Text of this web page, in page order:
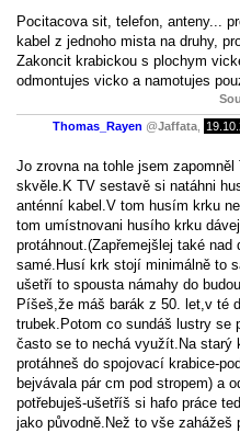
Pocitacova sit, telefon, anteny...
kabel z jednoho mista na druhy,
Zakoncit krabickou s plochym
odmontujes vicko a namotujes
Thomas_Rayen @Jaffata
Jo zrovna na tohle jsem
skvěle.K TV sestavě si natáhni
anténní kabel.V tom husím krku
tom umístnovani husího krku
protáhnout.(Zapřemejšlej také
samé.Husí krk stojí minimálně to
ušetří to spousta námahy do
Píšeš,že máš barák z 50. let,v té
trubek.Potom co sundáš lustry se
často se to nechá využít.Na starý
protáhneš do spojovací krabice-
bejvávala pár cm pod stropem) a
potřebuješ-ušetříš si hafo práce
jako původně.Než to vše